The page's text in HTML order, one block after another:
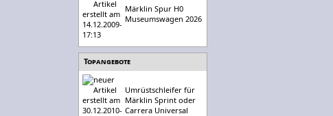
Märklin Spur H0
Museumswagen 2026
Topangebote
Umrüstschleifer für
Märklin Sprint oder
Carrera Universal